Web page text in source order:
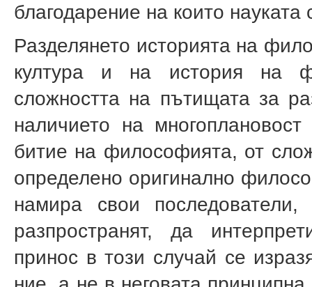
благодарение на които науката
Разделянето историята на
култура и на история на
сложността на пътищата за
наличието на
битие на философията, от
определено оригинално
намира свои
разпространят, да
принос в този случай се